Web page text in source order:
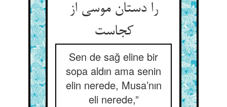
را دستان موسی از
کجاست‏
Sen de sağ eline bir
sopa aldın ama senin
elin nerede, Musa’nın
eli nerede,”